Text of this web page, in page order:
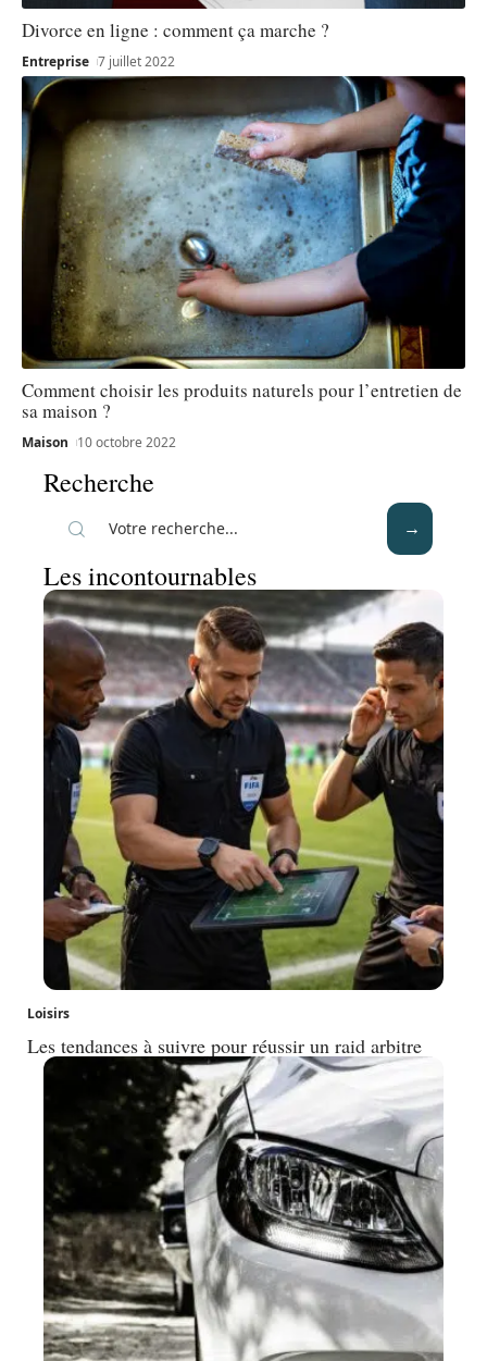
Divorce en ligne : comment ça marche ?
Entreprise 7 juillet 2022
Comment choisir les produits naturels pour l’entretien de
sa maison ?
Maison 10 octobre 2022
Recherche
Les incontournables
Loisirs
Les tendances à suivre pour réussir un raid arbitre